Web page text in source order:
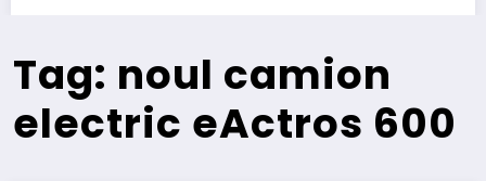
Tag: noul camion
electric eActros 600